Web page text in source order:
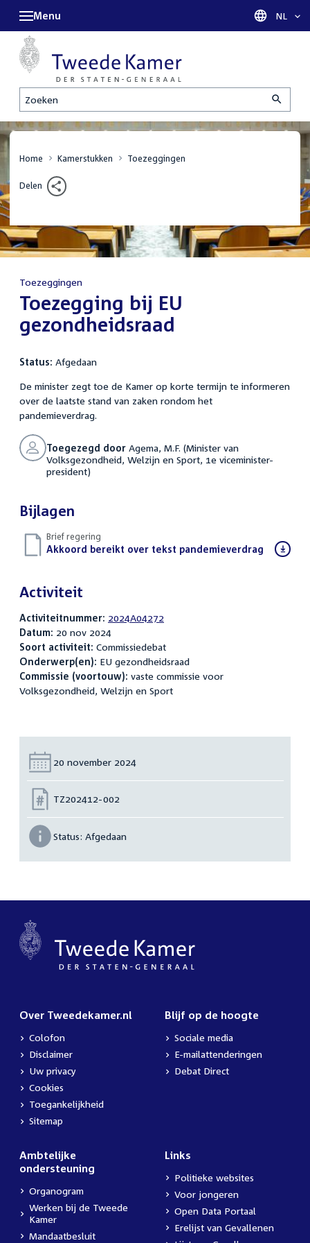
Zoeken
Menu Taal
NL
Home Kamerstukken Toezeggingen
Delen
Toezeggingen
:Toezegging bij EU
gezondheidsraad
Status: Afgedaan
De minister zegt toe de Kamer op korte termijn te informeren
over de laatste stand van zaken rondom het
pandemieverdrag.
Toegezegd doorAgema, M.F. (Minister van
Volksgezondheid, Welzijn en Sport, 1e viceminister-
president)
Bijlagen
Brief regering
Download
Akkoord bereikt over tekst pandemieverdrag (PDF)
Activiteit
Activiteitnummer: 2024A04272
Datum: 20 nov 2024
Soort activiteit: Commissiedebat
Onderwerp(en): EU gezondheidsraad
Commissie (voortouw): vaste commissie voor
Volksgezondheid, Welzijn en Sport
Datum:
20 november 2024
Nummer:
TZ202412-002
Status: Afgedaan
Over Tweedekamer.nl
Colofon
Disclaimer
Uw privacy
Cookies
Toegankelijkheid
Sitemap
Blijf op de hoogte
Sociale media
E-mailattenderingen
Debat Direct
Ambtelijke
ondersteuning
Organogram
Werken bij de Tweede
Kamer
Mandaatbesluit
Links
Politieke websites
Voor jongeren
Open Data Portaal
Erelijst van Gevallenen